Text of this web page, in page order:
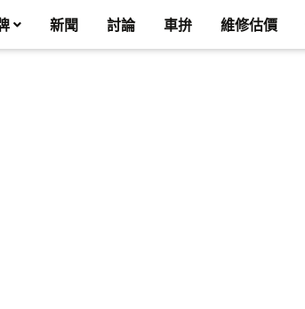
新聞 討論 車拚 維修估價